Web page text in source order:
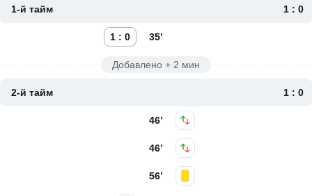
1-й тайм 1 : 0
1 : 0 35’
Добавлено + 2 мин
2-й тайм 1 : 0
46’
46’
56’